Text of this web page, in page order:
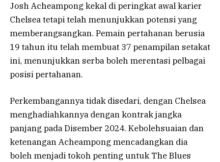
Josh Acheampong kekal di peringkat awal karier
Chelsea tetapi telah menunjukkan potensi yang
memberangsangkan. Pemain pertahanan berusia
19 tahun itu telah membuat 37 penampilan setakat
ini, menunjukkan serba boleh merentasi pelbagai
posisi pertahanan.
Perkembangannya tidak disedari, dengan Chelsea
menghadiahkannya dengan kontrak jangka
panjang pada Disember 2024. Kebolehsuaian dan
ketenangan Acheampong mencadangkan dia
boleh menjadi tokoh penting untuk The Blues